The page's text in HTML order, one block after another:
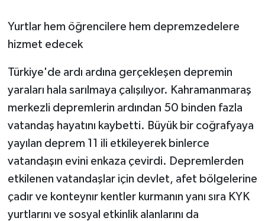
Yurtlar hem öğrencilere hem depremzedelere
hizmet edecek
Türkiye'de ardı ardına gerçekleşen depremin
yaraları hala sarılmaya çalışılıyor. Kahramanmaraş
merkezli depremlerin ardından 50 binden fazla
vatandaş hayatını kaybetti. Büyük bir coğrafyaya
yayılan deprem 11 ili etkileyerek binlerce
vatandaşın evini enkaza çevirdi. Depremlerden
etkilenen vatandaşlar için devlet, afet bölgelerine
çadır ve konteynır kentler kurmanın yanı sıra KYK
yurtlarını ve sosyal etkinlik alanlarını da
RESMİ İLANLAR
Spor
Tarihi Yapılarımız
Teknoloji
Türkiye